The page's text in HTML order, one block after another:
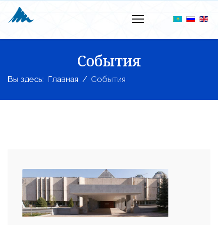
События
Вы здесь: Главная События